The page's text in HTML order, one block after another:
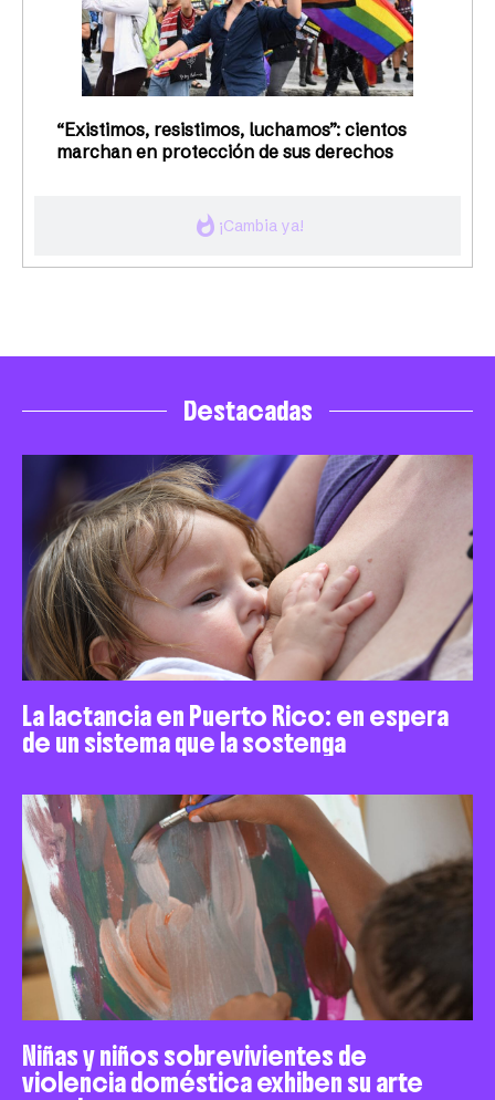
whatshot ¡Cambia ya!
“Existimos, resistimos, luchamos”: cientos
marchan en protección de sus derechos
Destacadas
La lactancia en Puerto Rico: en espera
de un sistema que la sostenga
Niñas y niños sobrevivientes de
violencia doméstica exhiben su arte